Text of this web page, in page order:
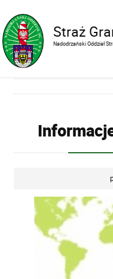
Straż
Nadodrzański Oddział